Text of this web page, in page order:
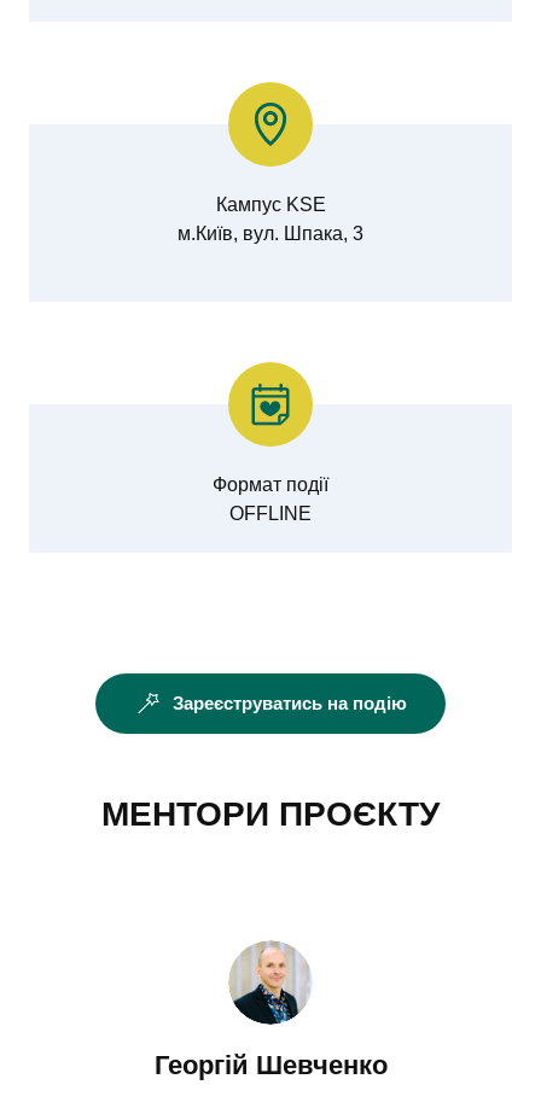
Кампус KSE
м.Київ, вул. Шпака, 3
Формат події
OFFLINE
Зареєструватись на подію
МЕНТОРИ ПРОЄКТУ
Георгій Шевченко